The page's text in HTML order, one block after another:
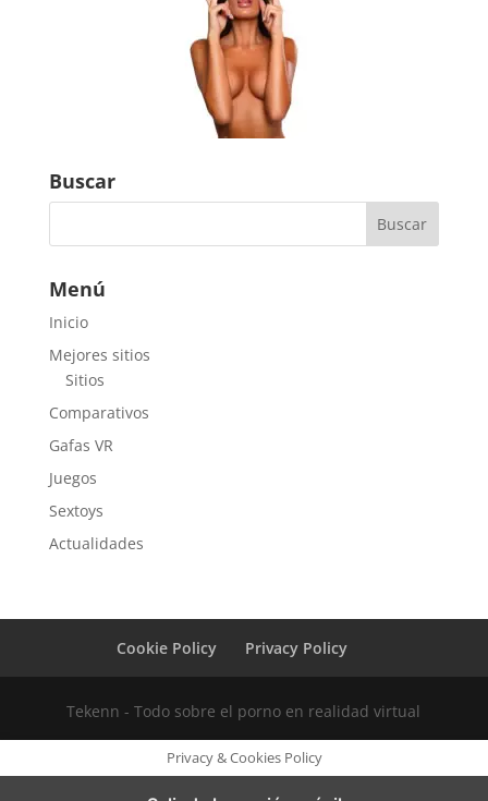
Buscar
Menú
Inicio
Mejores sitios
Sitios
Comparativos
Gafas VR
Juegos
Sextoys
Actualidades
Cookie Policy Privacy Policy
Tekenn - Todo sobre el porno en realidad virtual
Privacy & Cookies Policy